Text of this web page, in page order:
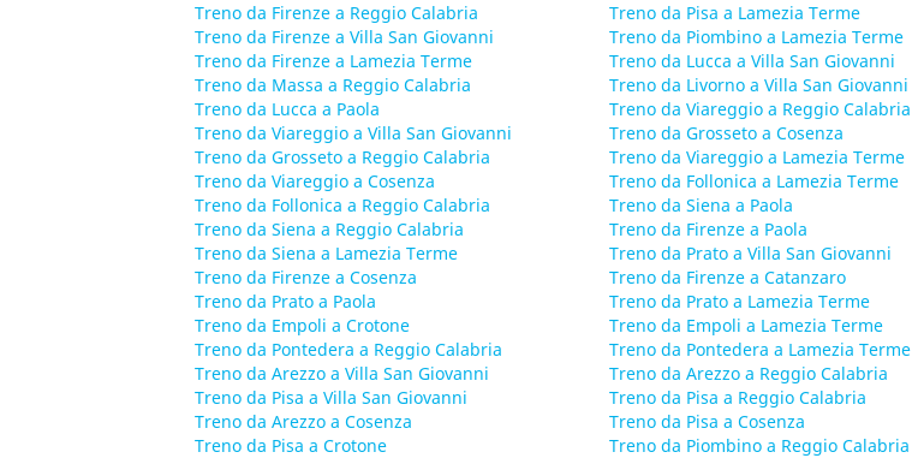
Treno da Firenze a Reggio Calabria
Treno da Firenze a Villa San Giovanni
Treno da Firenze a Lamezia Terme
Treno da Massa a Reggio Calabria
Treno da Lucca a Paola
Treno da Viareggio a Villa San Giovanni
Treno da Grosseto a Reggio Calabria
Treno da Viareggio a Cosenza
Treno da Follonica a Reggio Calabria
Treno da Siena a Reggio Calabria
Treno da Siena a Lamezia Terme
Treno da Firenze a Cosenza
Treno da Prato a Paola
Treno da Empoli a Crotone
Treno da Pontedera a Reggio Calabria
Treno da Arezzo a Villa San Giovanni
Treno da Pisa a Villa San Giovanni
Treno da Arezzo a Cosenza
Treno da Pisa a Crotone
Treno da Pisa a Lamezia Terme
Treno da Piombino a Lamezia Terme
Treno da Lucca a Villa San Giovanni
Treno da Livorno a Villa San Giovanni
Treno da Viareggio a Reggio Calabria
Treno da Grosseto a Cosenza
Treno da Viareggio a Lamezia Terme
Treno da Follonica a Lamezia Terme
Treno da Siena a Paola
Treno da Firenze a Paola
Treno da Prato a Villa San Giovanni
Treno da Firenze a Catanzaro
Treno da Prato a Lamezia Terme
Treno da Empoli a Lamezia Terme
Treno da Pontedera a Lamezia Terme
Treno da Arezzo a Reggio Calabria
Treno da Pisa a Reggio Calabria
Treno da Pisa a Cosenza
Treno da Piombino a Reggio Calabria